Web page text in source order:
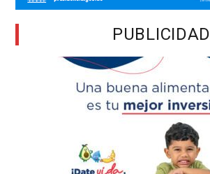
PUBLICIDAD